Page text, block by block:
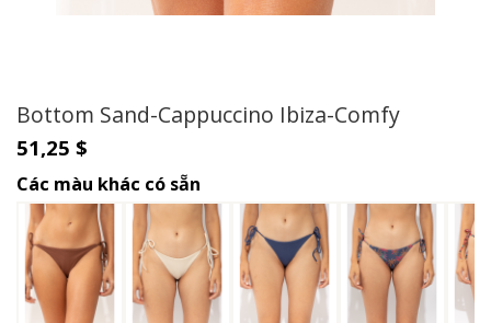
Bottom Sand-Cappuccino Ibiza-Comfy
51,25 $
Các màu khác có sẵn